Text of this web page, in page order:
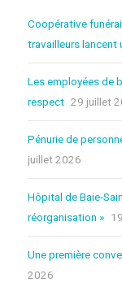
Coopérative
travailleurs lancent
Les employées de
respect 29 juillet
Pénurie de
juillet 2026
Hôpital de Baie-
réorganisation »
Une première
2026